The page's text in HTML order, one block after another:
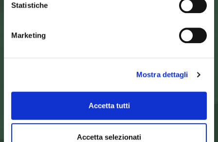
Statistiche
Marketing
Mostra dettagli
Accetta tutti
Accetta selezionati
SEDE DELL’ENTE PARCO
52015 Pratovecchio - AR
0575 50301
Via P. Nefetti, 3